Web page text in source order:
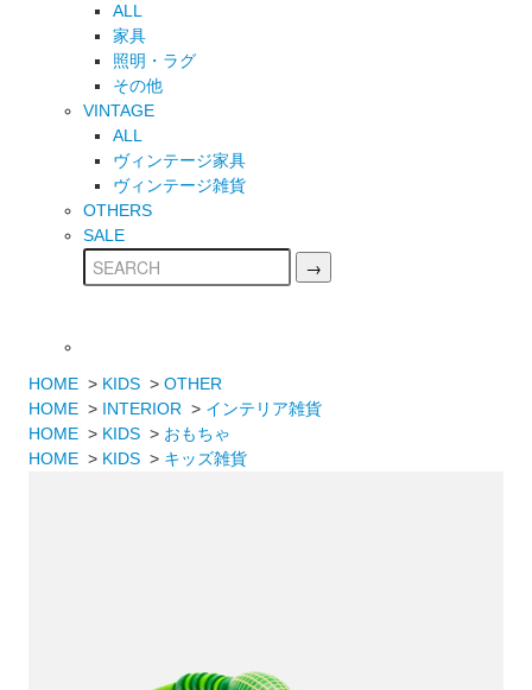
ALL
家具
照明・ラグ
その他
VINTAGE
ALL
ヴィンテージ家具
ヴィンテージ雑貨
OTHERS
SALE
HOME > KIDS >OTHER
HOME > INTERIOR > インテリア雑貨
HOME > KIDS > おもちゃ
HOME > KIDS > キッズ雑貨